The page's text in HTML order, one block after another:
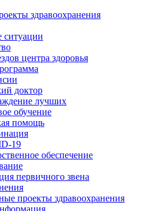
здравоохранения
центра здоровья
доктор
лучших
обучение
помощь
19
обеспечение
первичного звена
проекты здравоохранения